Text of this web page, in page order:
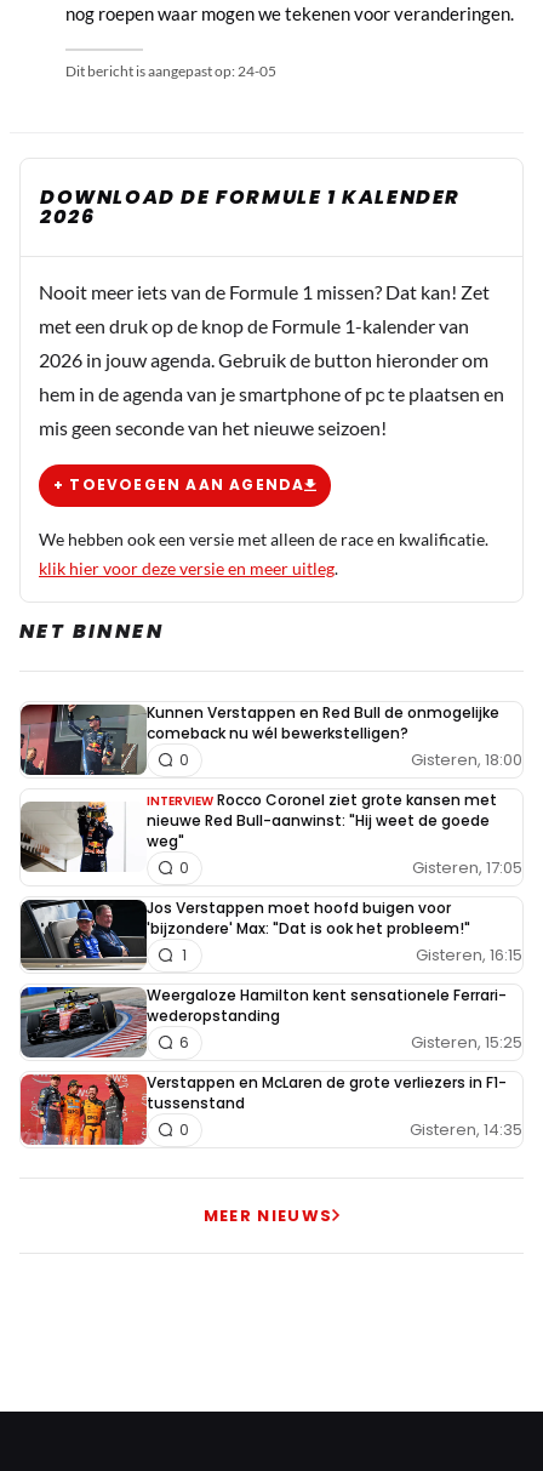
nog roepen waar mogen we tekenen voor veranderingen.
Dit bericht is aangepast op: 24-05
DOWNLOAD DE FORMULE 1 KALENDER
2026
Nooit meer iets van de Formule 1 missen? Dat kan! Zet
met een druk op de knop de Formule 1-kalender van
2026 in jouw agenda. Gebruik de button hieronder om
hem in de agenda van je smartphone of pc te plaatsen en
mis geen seconde van het nieuwe seizoen!
+ TOEVOEGEN AAN AGENDA
We hebben ook een versie met alleen de race en kwalificatie.
klik hier voor deze versie en meer uitleg.
NET BINNEN
Kunnen Verstappen en Red Bull de onmogelijke
comeback nu wél bewerkstelligen?
Gisteren, 18:00
0
INTERVIEW Rocco Coronel ziet grote kansen met
nieuwe Red Bull-aanwinst: "Hij weet de goede
weg"
Gisteren, 17:05
0
Jos Verstappen moet hoofd buigen voor
'bijzondere' Max: "Dat is ook het probleem!"
Gisteren, 16:15
1
Weergaloze Hamilton kent sensationele Ferrari-
wederopstanding
Gisteren, 15:25
6
Verstappen en McLaren de grote verliezers in F1-
tussenstand
Gisteren, 14:35
0
MEER NIEUWS